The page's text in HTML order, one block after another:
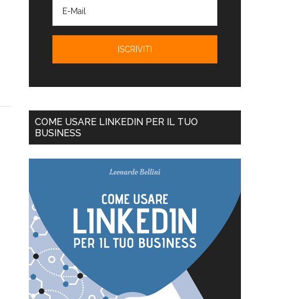
COME USARE LINKEDIN PER IL TUO
BUSINESS